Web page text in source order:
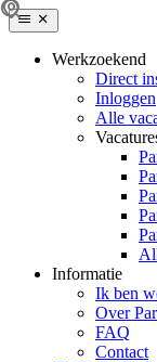
Werkzoekend
Direct
Inloggen
Alle
Informatie
Ik ben
Over
FAQ
Contact